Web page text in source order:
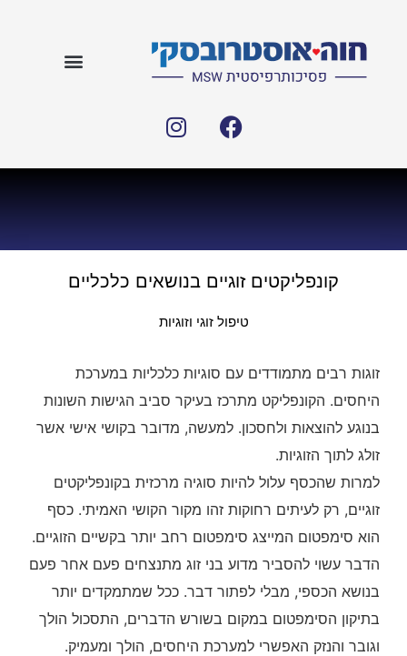
קונפליקטים זוגיים בנושאים כלכליים
טיפול זוגי וזוגיות
זוגות רבים מתמודדים עם סוגיות כלכליות במערכת
היחסים. הקונפליקט מתרכז בעיקר סביב הגישות השונות
בנוגע להוצאות ולחסכון. למעשה, מדובר בקושי אישי אשר
זולג לתוך הזוגיות.
למרות שהכסף עלול להיות סוגיה מרכזית בקונפליקטים
זוגיים, רק לעיתים רחוקות זהו מקור הקושי האמיתי. כסף
הוא סימפטום המייצג סימפטום רחב יותר בקשיים הזוגיים.
הדבר עשוי להסביר מדוע בני זוג מתנצחים פעם אחר פעם
בנושא הכספי, מבלי לפתור דבר. ככל שמתמקדים יותר
בתיקון הסימפטום במקום בשורש הדברים, התסכול הולך
וגובר והנזק האפשרי למערכת היחסים, הולך ומעמיק.